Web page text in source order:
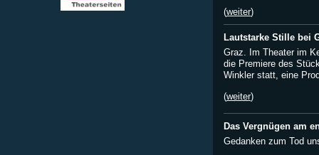
(weiter)
Lautstarke Stille bei
Graz. Im Theater im
die Premiere des
Winkler statt, eine
(weiter)
Das Vergnügen am
Gedanken zum Tod